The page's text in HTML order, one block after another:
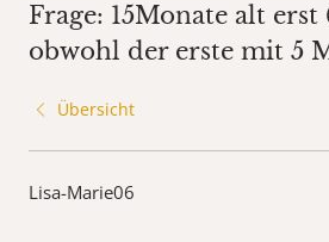
Frage: 15Monate alt erst
obwohl der erste mit 5
Übersicht
Lisa-Marie06